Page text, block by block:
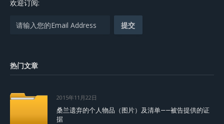
欢迎订阅:
热门文章
2015年11月22日
桑兰遗弃的个人物品（图片）及清单——被告提供的证
据